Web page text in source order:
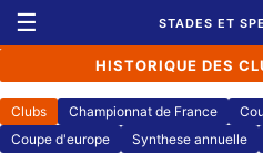
☰ STADES ET
HISTORIQUE DES
Clubs Championnat de France
Coupe d'europe
Synthese annuelle